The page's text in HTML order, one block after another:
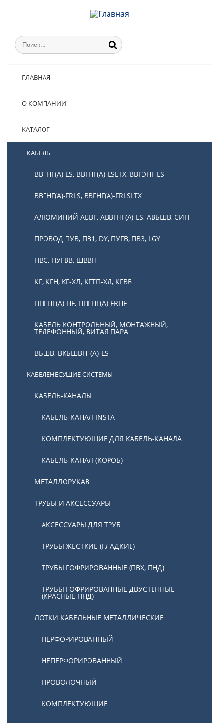
ГЛАВНАЯ
О КОМПАНИИ
КАТАЛОГ
КАБЕЛЬ
ВВГНГ(А)-LS, ВВГНГ(А)-LSLTX, ВВГЭНГ-LS
ВВГНГ(А)-FRLS, ВВГНГ(А)-FRLSLTX
АЛЮМИНИЙ АВВГ, АВВГНГ(А)-LS, АВБШВ, СИП
ПРОВОД ПУВ, ПВ1, DY, ПУГВ, ПВ3, LGY
ПВС, ПУГВВ, ШВВП
КГ, КГН, КГ-ХЛ, КГТП-ХЛ, КГВВ
ППГНГ(А)-HF, ППГНГ(А)-FRHF
КАБЕЛЬ КОНТРОЛЬНЫЙ, МОНТАЖНЫЙ,
ТЕЛЕФОННЫЙ, ВИТАЯ ПАРА
ВБШВ, ВКБШВНГ(А)-LS
КАБЕЛЕНЕСУЩИЕ СИСТЕМЫ
КАБЕЛЬ-КАНАЛЫ
КАБЕЛЬ-КАНАЛ INSTA
КОМПЛЕКТУЮЩИЕ ДЛЯ КАБЕЛЬ-КАНАЛА
КАБЕЛЬ-КАНАЛ (КОРОБ)
МЕТАЛЛОРУКАВ
ТРУБЫ И АКСЕССУАРЫ
АКСЕССУАРЫ ДЛЯ ТРУБ
ТРУБЫ ЖЕСТКИЕ (ГЛАДКИЕ)
ТРУБЫ ГОФРИРОВАННЫЕ (ПВХ, ПНД)
ТРУБЫ ГОФРИРОВАННЫЕ ДВУСТЕННЫЕ
(КРАСНЫЕ ПНД)
ЛОТКИ КАБЕЛЬНЫЕ МЕТАЛЛИЧЕСКИЕ
ПЕРФОРИРОВАННЫЙ
НЕПЕРФОРИРОВАННЫЙ
ПРОВОЛОЧНЫЙ
КОМПЛЕКТУЮЩИЕ